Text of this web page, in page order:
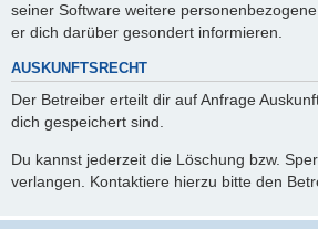
seiner Software weitere
er dich darüber gesondert informieren.
AUSKUNFTSRECHT
Der Betreiber erteilt dir auf Anfrage
dich gespeichert sind.
Du kannst jederzeit die Löschung bzw.
verlangen. Kontaktiere hierzu bitte den